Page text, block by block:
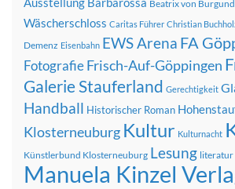
Beatrix von Burgund
Wäscherschloss Caritas Führer Christian
Demenz Eisenbahn EWS Arena FA
FotografieFrisch-Auf-Göppingen
Galerie Stauferland Gerechtigkeit
Handball Historischer Roman
Klosterneuburg Kultur Kulturnacht
Künstlerbund Klosterneuburg Lesung literatur
Manuela Kinzel